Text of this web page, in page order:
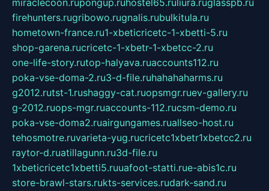
miraclecoon.rupongup.ruhostel65.ruliura.ruglasspb.ru
firehunters.rugribowo.rugnalis.rubulkitula.ru
hometown-france.ru1-xbeticricetc-1-xbetti-5.ru
shop-garena.rucricetc-1-xbetr-1-xbetcc-2.ru
one-life-story.rutop-halyava.ruaccounts112.ru
poka-vse-doma-2.ru3-d-file.ruhahahaharms.ru
g2012.rutst-1.rushaggy-cat.ruopsmgr.ruev-gallery.ru
g-2012.ruops-mgr.ruaccounts-112.rucsm-demo.ru
poka-vse-doma2.ruairgungames.ruallseo-host.ru
tehosmotre.ruvarieta-yug.rucricetc1xbetr1xbetcc2.ru
raytor-d.ruatillagunn.ru3d-file.ru
1xbeticricetc1xbetti5.ruuafoot-statti.rue-abis1c.ru
store-brawl-stars.rukts-services.rudark-sand.ru